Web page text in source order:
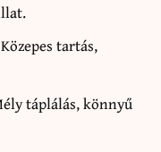
tartás,
táplálás, könnyű